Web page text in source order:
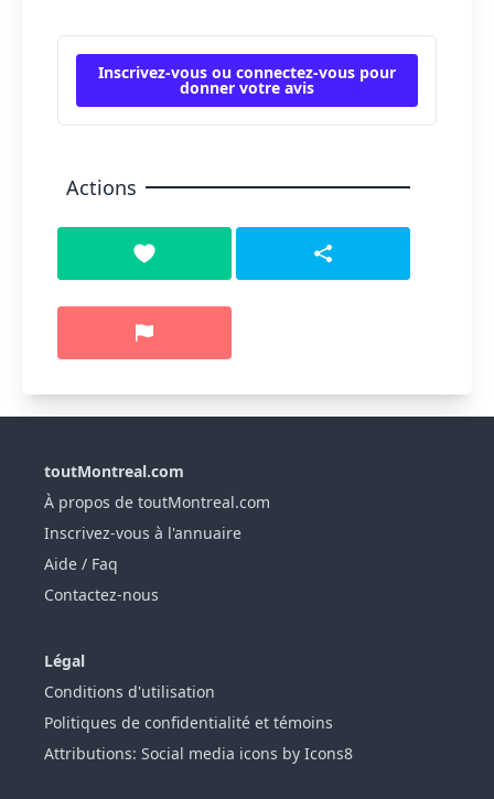
Inscrivez-vous ou connectez-vous pour
donner votre avis
Actions
toutMontreal.com
À propos de toutMontreal.com
Inscrivez-vous à l'annuaire
Aide / Faq
Contactez-nous
Légal
Conditions d'utilisation
Politiques de confidentialité et témoins
Attributions: Social media icons by Icons8